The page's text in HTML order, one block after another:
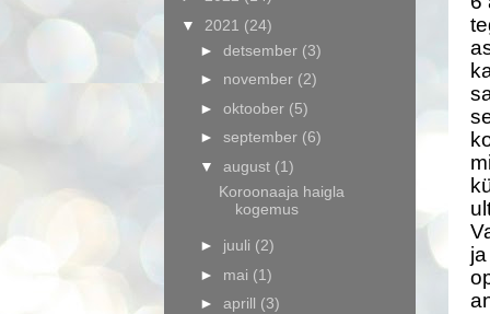
▼ 2021 (24)
► detsember (3)
► november (2)
► oktoober (5)
► september (6)
▼ august (1)
Koroonaaja haigla
kogemus
► juuli (2)
► mai (1)
► aprill (3)